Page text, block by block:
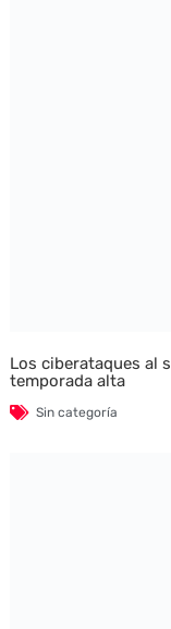
Los ciberataques al
temporada alta
Sin categoría